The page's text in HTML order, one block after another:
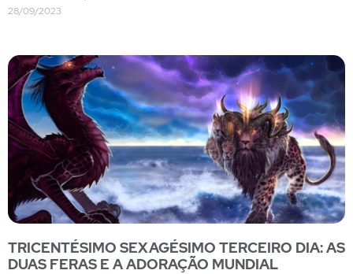
28/09/2023
TRICENTÉSIMO SEXAGÉSIMO TERCEIRO DIA: AS
DUAS FERAS E A ADORAÇÃO MUNDIAL